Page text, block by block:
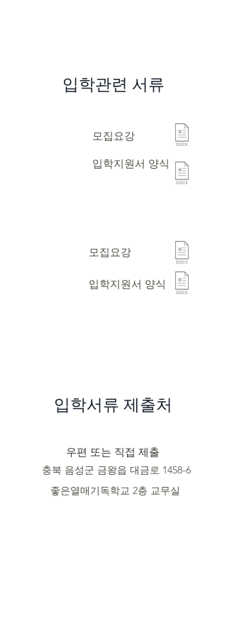
입학관련 서류
​모집요강
입학지원서 양식
​모집요강
입학지원서 양식
​입학서류 제출처
우편 또는 직접 제출
충북 음성군 금왕읍 대금로 1458-6
좋은열매기독학교 2층 교무실